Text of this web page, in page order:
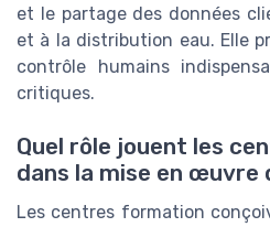
et le partage des données
et à la distribution eau. Elle
contrôle humains
critiques.
Quel rôle jouent les
dans la mise en œuvre
Les centres formation